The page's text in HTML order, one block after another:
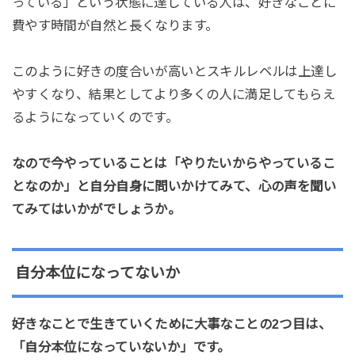
費やす時間が自然と長くなります。
このように好きの度合いが高いとスキルレベルは上達し
やすくなり、結果としてより多くの人に満足してもらえ
るようになっていくのです。
なので今やっていることは「やりたいからやっているこ
となのか」と自分自身に問いかけてみて、心の声を聞い
てみてはいかがでしょうか。
自分本位になってないか
好きなことで生きていくために大事なことの2つ目は、
「自分本位になっていないか」です。